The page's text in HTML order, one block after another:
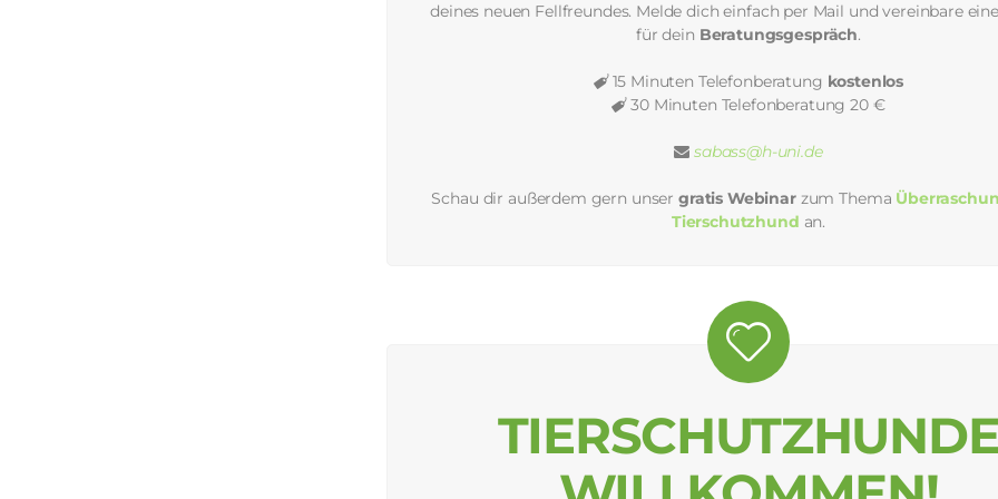
deines neuen Fellfreundes. Melde dich einfach per Mail und vereinbare
für dein Beratungsgespräch.
15 Minuten Telefonberatung kostenlos
30 Minuten Telefonberatung 20 €
sabass@h-uni.de
Schau dir außerdem gern unser gratis Webinarzum Thema
Tierschutzhund an.
TIERSCHUTZHUNDE